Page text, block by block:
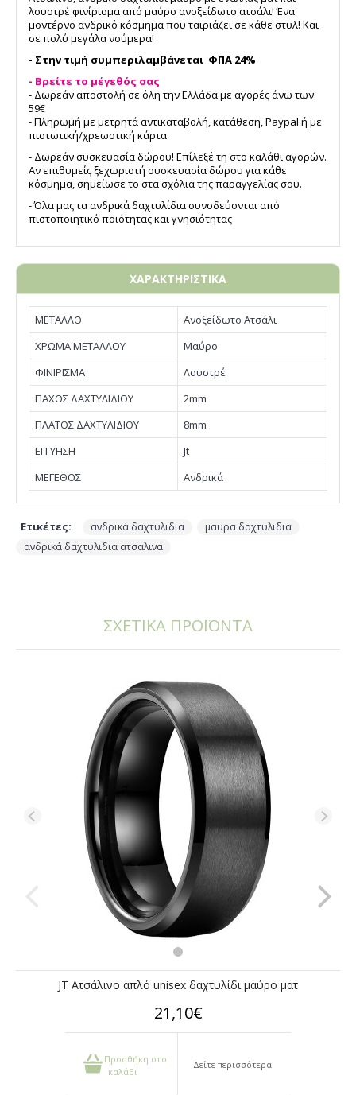
λουστρέ φινίρισμα από μαύρο ανοξείδωτο ατσάλι! Ένα
μοντέρνο ανδρικό κόσμημα που ταιριάζει σε κάθε στυλ! Και
σε πολύ μεγάλα νούμερα!
- Στην τιμή συμπεριλαμβάνεται ΦΠΑ 24%
- Βρείτε το μέγεθός σας
- Δωρεάν αποστολή σε όλη την Ελλάδα με αγορές άνω των
59€
- Πληρωμή με μετρητά αντικαταβολή, κατάθεση, Paypal ή με
πιστωτική/χρεωστική κάρτα
- Δωρεάν συσκευασία δώρου! Επίλεξέ τη στο καλάθι αγορών.
Αν επιθυμείς ξεχωριστή συσκευασία δώρου για κάθε
κόσμημα, σημείωσε το στα σχόλια της παραγγελίας σου.
- Όλα μας τα ανδρικά δαχτυλίδια συνοδεύονται από
πιστοποιητικό ποιότητας και γνησιότητας
ΧΑΡΑΚΤΗΡΙΣΤΙΚΑ
ΜΕΤΑΛΛΟ
Ανοξείδωτο Ατσάλι
ΧΡΩΜΑ ΜΕΤΑΛΛΟΥ
Μαύρο
ΦΙΝΙΡΙΣΜΑ
Λουστρέ
ΠΑΧΟΣ ΔΑΧΤΥΛΙΔΙΟΥ
2mm
ΠΛΑΤΟΣ ΔΑΧΤΥΛΙΔΙΟΥ
8mm
EΓΓΥΗΣΗ
Jt
ΜΕΓΕΘΟΣ
Ανδρικά
Ετικέτες: ανδρικά δαχτυλιδια μαυρα δαχτυλιδια
ανδρικά δαχτυλιδια ατσαλινα
ΣΧΕΤΙΚΑ ΠΡΟΪΟΝΤΑ
JT Ατσάλινο απλό unisex δαχτυλίδι μαύρο ματ
21,10€
Προσθήκη στο
καλάθι
Δείτε περισσότερα